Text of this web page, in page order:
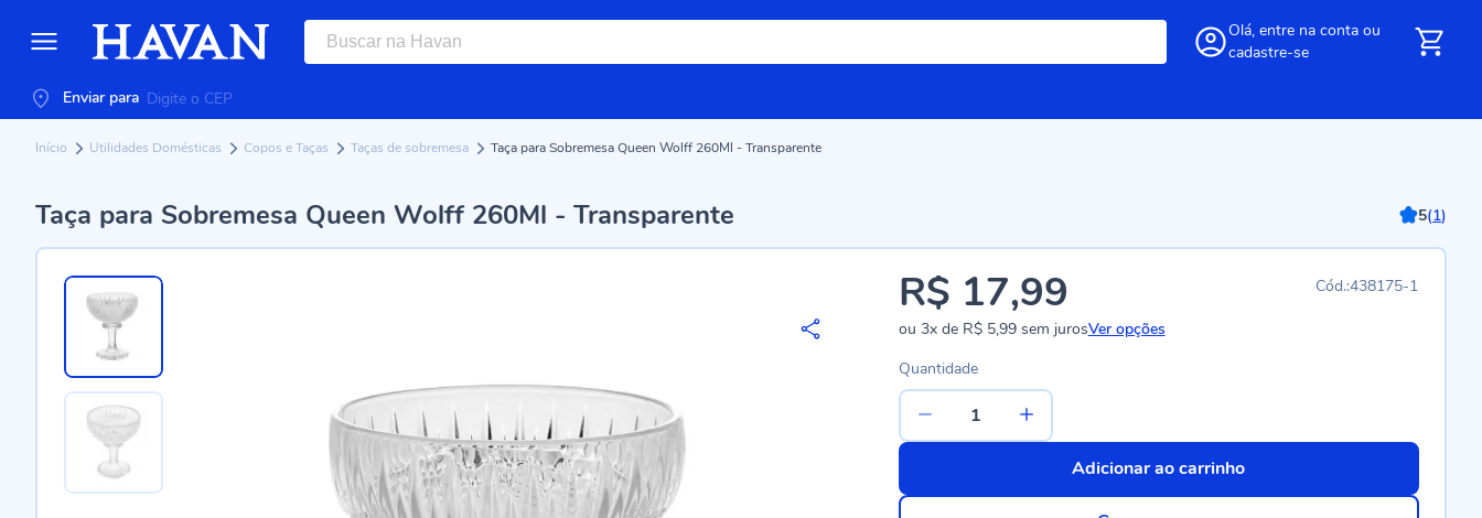
Olá, entre na conta ou
cadastre-se
Enviar para
Início Utilidades Domésticas Copos e Taças Taças de sobremesa Taça para Sobremesa Queen Wolff 260Ml - Transparente
Taça para Sobremesa Queen Wolff 260Ml - Transparente 5(1)
438175-1
R$ 17,99
ou 3xde R$ 5,99sem jurosVer opções
Quantidade
Adicionar ao carrinho